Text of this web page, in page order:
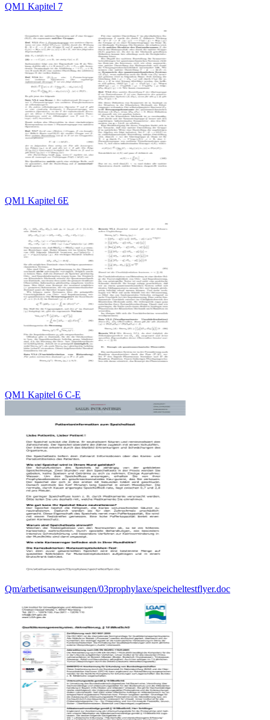
QM1 Kapitel 7
QM1 Kapitel 6E
QM1 Kapitel 6 C-E
Qm/arbetisanweisungen/03prophylaxe/speicheltestflyer.doc